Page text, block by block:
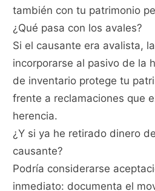
también con tu patrimonio
¿Qué pasa con los avales?
Si el causante era avalista,
incorporarse al pasivo de la
de inventario protege tu
frente a reclamaciones que
herencia.
¿Y si ya he retirado dinero
causante?
Podría considerarse
inmediato: documenta el